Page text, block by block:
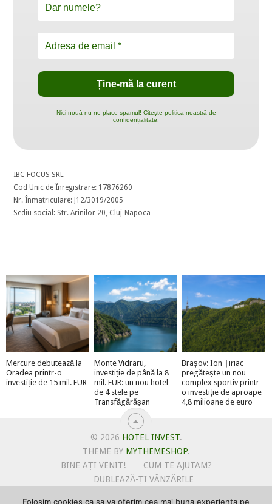
Nici nouă nu ne place spamul! Citește politica noastră de
confidențialitate.
IBC FOCUS SRL
Cod Unic de Înregistrare: 17876260
Nr. Înmatriculare: J12/3019/2005
Sediu social: Str. Arinilor 20, Cluj-Napoca
Mercure debutează la
Oradea printr-o
investiție de 15 mil. EUR
Monte Vidraru,
investiție de până la 8
mil. EUR: un nou hotel
de 4 stele pe
Transfăgărășan
Brașov: Ion Țiriac
pregătește un nou
complex sportiv printr-
o investiție de aproape
4,8 milioane de euro
© 2026 HOTEL INVEST.
THEME BY MYTHEMESHOP.
BINE AȚI VENIT!
CUM TE AJUTAM?
DUBLEAZĂ-ȚI VÂNZĂRILE
Folosim cookies ca sa va oferim cea mai buna experienta pe